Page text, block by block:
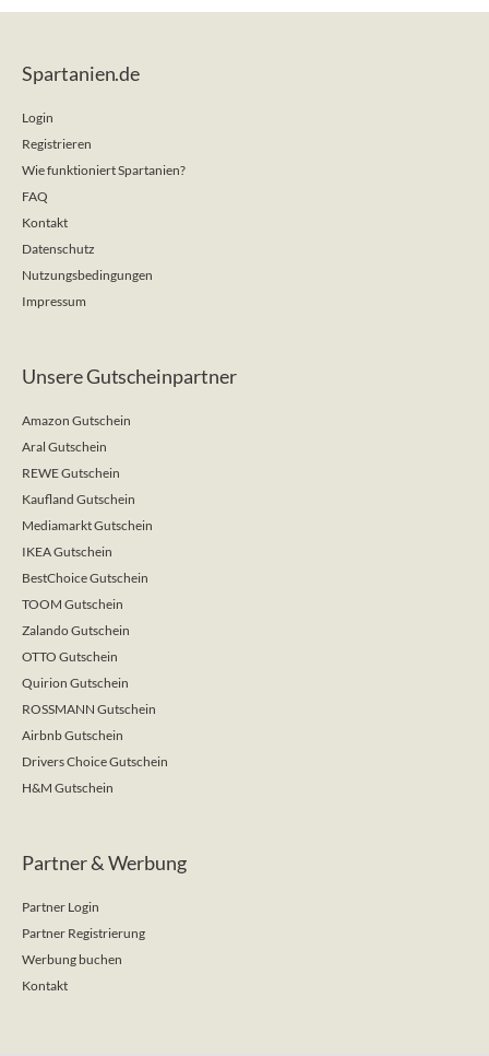
Spartanien.de
Login
Registrieren
Wie funktioniert Spartanien?
FAQ
Kontakt
Datenschutz
Nutzungsbedingungen
Impressum
Unsere Gutscheinpartner
Amazon Gutschein
Aral Gutschein
REWE Gutschein
Kaufland Gutschein
Mediamarkt Gutschein
IKEA Gutschein
BestChoice Gutschein
TOOM Gutschein
Zalando Gutschein
OTTO Gutschein
Quirion Gutschein
ROSSMANN Gutschein
Airbnb Gutschein
Drivers Choice Gutschein
H&M Gutschein
Partner & Werbung
Partner Login
Partner Registrierung
Werbung buchen
Kontakt